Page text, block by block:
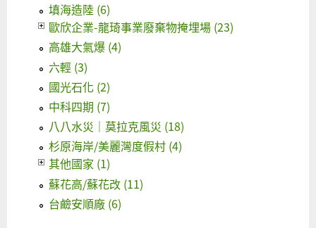
填海造陸 (6)
歐欣企業-龍琦事業廢棄物掩埋場 (23)
高雄大氣爆 (4)
六輕 (3)
國光石化 (2)
中科四期 (7)
八八水災｜莫拉克風災 (18)
杉原海岸/美麗灣度假村 (4)
其他國家 (1)
蘇花高/蘇花改 (11)
台鹼安順廠 (6)